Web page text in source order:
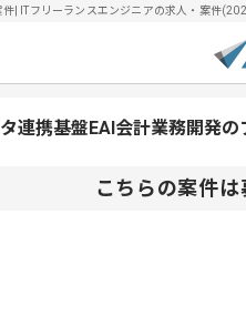
件| ITフリーランスエンジニアの求人・案件
タ連携基盤EAI会計業務開発
こちらの案件